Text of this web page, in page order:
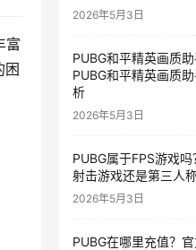
富
困
2026年5月3日
PUBG和平精英画质
PUBG和平精英画质
析
2026年5月3日
PUBG属于FPS游戏
射击游戏还是第三人
2026年5月3日
PUBG在哪里充值？